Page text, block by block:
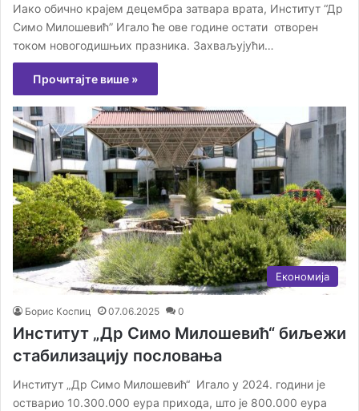
Иако обично крајем децембра затвара врата, Институт “Др
Симо Милошевић” Игало ће ове године остати отворен
током новогодишњих празника. Захваљујући…
Прочитајте више »
Економија
Борис Коспиц 07.06.2025 0
Институт „Др Симо Милошевић“ биљежи
стабилизацију пословања
Институт „Др Симо Милошевић“ Игало у 2024. години је
остварио 10.300.000 еура прихода, што је 800.000 еура